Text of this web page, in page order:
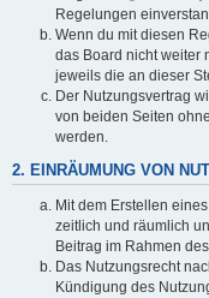
Regelungen
Wenn du mit diesen
das Board nicht weiter
jeweils die an dieser
Der Nutzungsvertrag
von beiden Seiten
werden.
2. EINRÄUMUNG VON
Mit dem Erstellen
zeitlich und räumlich
Beitrag im Rahmen
Das Nutzungsrecht
Kündigung des